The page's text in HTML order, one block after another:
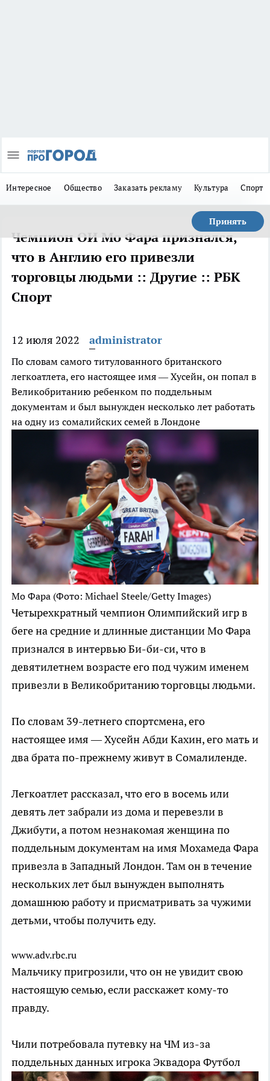
Интересное Общество Заказать рекламу Культура Спорт
Принять
Чемпион ОИ Мо Фара признался,
что в Англию его привезли
торговцы людьми :: Другие :: РБК
Спорт
12 июля 2022 administrator
По словам самого титулованного британского
легкоатлета, его настоящее имя — Хусейн, он попал в
Великобританию ребенком по поддельным
документам и был вынужден несколько лет работать
на одну из сомалийских семей в Лондоне
Мо Фара (Фото: Michael Steele/Getty Images)
Четырехкратный чемпион Олимпийский игр в
беге на средние и длинные дистанции Мо Фара
признался в интервью Би-би-си, что в
девятилетнем возрасте его под чужим именем
привезли в Великобританию торговцы людьми.
По словам 39-летнего спортсмена, его
настоящее имя — Хусейн Абди Кахин, его мать и
два брата по-прежнему живут в Сомалиленде.
Легкоатлет рассказал, что его в восемь или
девять лет забрали из дома и перевезли в
Джибути, а потом незнакомая женщина по
поддельным документам на имя Мохамеда Фара
привезла в Западный Лондон. Там он в течение
нескольких лет был вынужден выполнять
домашнюю работу и присматривать за чужими
детьми, чтобы получить еду.
www.adv.rbc.ru
Мальчику пригрозили, что он не увидит свою
настоящую семью, если расскажет кому-то
правду.
Чили потребовала путевку на ЧМ из-за
поддельных данных игрока ЭквадораФутбол